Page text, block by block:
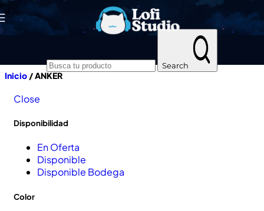
Skip to navigation Skip to main content
Search
Inicio /ANKER
Close
Disponibilidad
En Oferta
Disponible
Disponible Bodega
Color